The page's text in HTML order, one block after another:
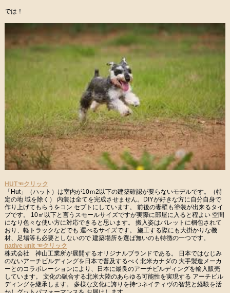
では！
HUT☜クリック
「Hut」（ハット）は室内が10ｍ2以下の建築確認が要らないモデルです。（特
定の地 域を除く） 内装は全てを完成させません。DIYが好きな方に自分自身で
作り上げてもらうをコン セプトにしています。 前後の妻壁も塗装が出来るタイ
プです。 10㎡以下と言うスモールサイズですが実際に部屋に入ると程よい 空間
になり色々な使い方に対応できると思います。 搬入姿はパレットに梱包されて
おり、軽トラックなどでも 運べるサイズです。 施工する際にも大掛かりな機
材、足場等も必要としないので 建築場所を選ば無いのも特徴の一つです。
native unit ☜クリック
株式会社 神山工業所が展開するオリジナルブランドである。 日本ではなじみ
のないアーチビルディングを日本で普及するべく北米カナダの 大手製造メーカ
ーとのコラボレーションにより、日本に最良のアーチビルディングを輸入販売
しています。 文化の融合する北米大陸のあらゆる可能性を実現する アーチビル
ディングを継承します。 多様な文化に誇りを持つネイティヴの智慧と経験を活